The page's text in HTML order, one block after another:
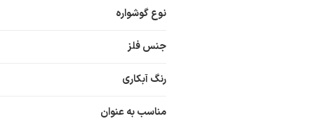
نوع گوشواره
جنس فلز
رنگ آبکاری
مناسب به عنوان